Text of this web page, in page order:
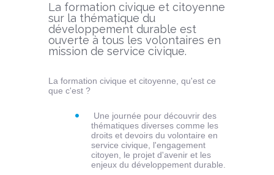
La formation civique et citoyenne
sur la thématique du
développement durable est
ouverte à tous les volontaires en
mission de service civique.
La formation civique et citoyenne, qu'est ce
que c'est ?
Une journée pour découvrir des
thématiques diverses comme les
droits et devoirs du volontaire en
service civique, l'engagement
citoyen, le projet d'avenir et les
enjeux du développement durable.